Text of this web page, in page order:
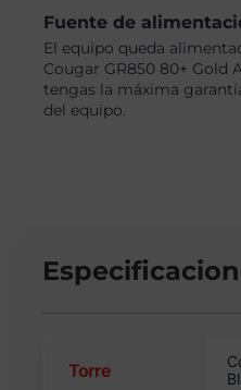
Fuente de
El equipo queda
Cougar GR850 80+ Gold
tengas la máxima
del equipo.
Torre